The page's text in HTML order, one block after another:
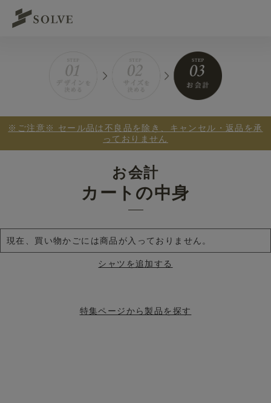
※ご注意※ セール品は不良品を除き、キャンセル・返品を承
っておりません
お会計
カートの中身
現在、買い物かごには商品が入っておりません。
シャツを追加する
特集ページから製品を探す